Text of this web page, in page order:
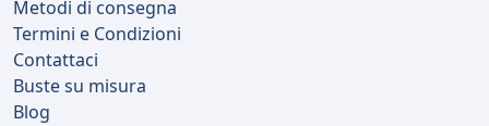
Metodi di consegna
Termini e Condizioni
Contattaci
Buste su misura
Blog